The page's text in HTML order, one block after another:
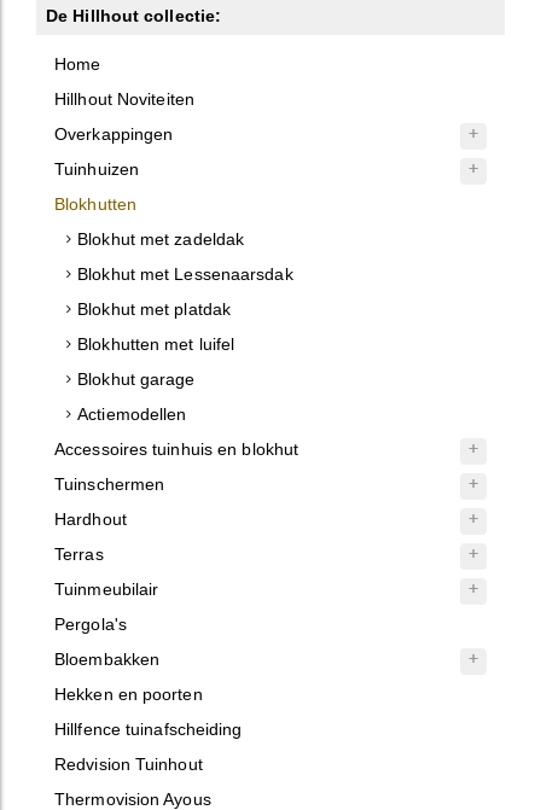
De Hillhout collectie:
Home
Hillhout Noviteiten
Overkappingen
Tuinhuizen
Blokhutten
Blokhut met zadeldak
Blokhut met Lessenaarsdak
Blokhut met platdak
Blokhutten met luifel
Blokhut garage
Actiemodellen
Accessoires tuinhuis en blokhut
Tuinschermen
Hardhout
Terras
Tuinmeubilair
Pergola's
Bloembakken
Hekken en poorten
Hillfence tuinafscheiding
Redvision Tuinhout
Thermovision Ayous